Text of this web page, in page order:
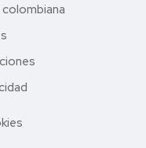
colombiana